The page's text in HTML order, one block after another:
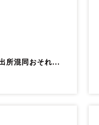
所混同おそれ...